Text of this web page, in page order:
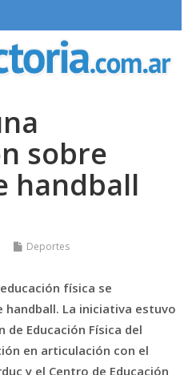
sobre
handball
Deportes
física se
La iniciativa estuvo
Educación Física del
en articulación con el
y el Centro de Educación